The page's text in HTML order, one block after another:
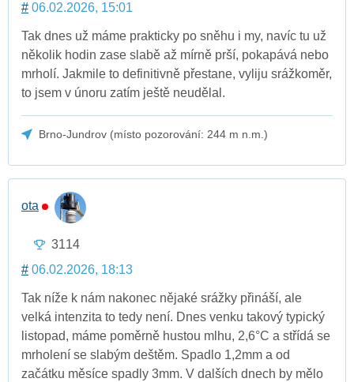
# 06.02.2026, 15:01
Tak dnes už máme prakticky po sněhu i my, navíc tu už
několik hodin zase slabě až mírně prší, pokapává nebo
mrholí. Jakmile to definitivně přestane, vyliju srážkoměr,
to jsem v únoru zatím ještě neudělal.
Brno-Jundrov (místo pozorování: 244 m n.m.)
ota
3114
# 06.02.2026, 18:13
Tak níže k nám nakonec nějaké srážky přináší, ale
velká intenzita to tedy není. Dnes venku takový typický
listopad, máme poměrně hustou mlhu, 2,6°C a střídá se
mrholení se slabým deštěm. Spadlo 1,2mm a od
začátku měsíce spadly 3mm. V dalších dnech by mělo